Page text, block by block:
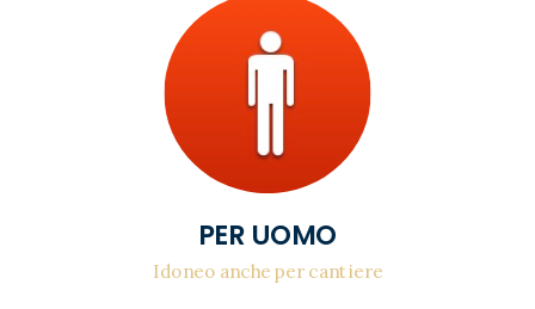
PER UOMO
Idoneo anche per cantiere